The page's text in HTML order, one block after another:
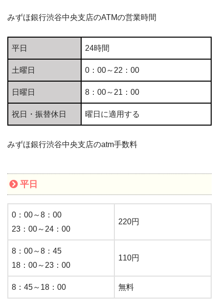
みずほ銀行渋谷中央支店のATMの営業時間
平日 24時間
土曜日 0：00～22：00
日曜日 8：00～21：00
祝日・振替休日 曜日に適用する
みずほ銀行渋谷中央支店のatm手数料
平日
0：00～8：00
23：00～24：00
220円
8：00～8：45
18：00～23：00
110円
8：45～18：00 無料